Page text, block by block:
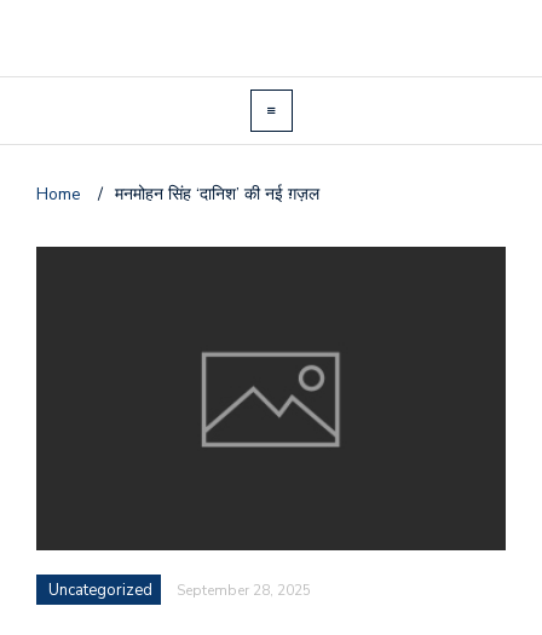
Home / मनमोहन सिंह ‘दानिश’ की नई ग़ज़ल
Uncategorized September 28, 2025